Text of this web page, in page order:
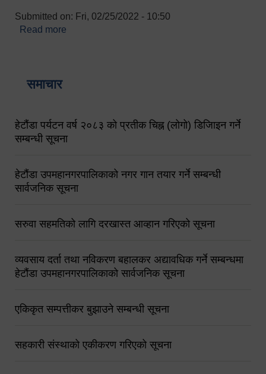
Submitted on: Fri, 02/25/2022 - 10:50
Read more
समाचार
हेटौंडा पर्यटन वर्ष २०८३ को प्रतीक चिह्न (लोगो) डिजिाइन गर्ने
सम्बन्धी सूचना
हेटौंडा उपमहानगरपालिकाको नगर गान तयार गर्ने सम्बन्धी
सार्वजनिक सूचना
सरुवा सहमतिको लागि दरखास्त आव्हान गरिएको सूचना
व्यवसाय दर्ता तथा नविकरण बहालकर अद्यावधिक गर्ने सम्बन्धमा
हेटौंडा उपमहानगरपालिकाको सार्वजनिक सूचना
एकिकृत सम्पत्तीकर बुझाउने सम्बन्धी सूचना
सहकारी संस्थाको एकीकरण गरिएको सूचना